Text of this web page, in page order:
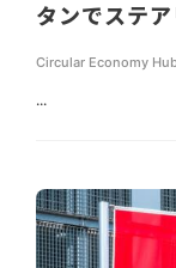
タンでステ
Circular Economy
...